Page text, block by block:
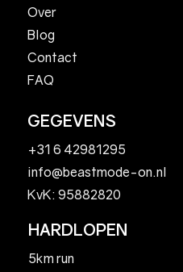
HARDLOPEN
5km run
Over
Blog
Contact
FAQ
GEGEVENS
+31 6 42981295
info@beastmode-on.nl
KvK: 95882820